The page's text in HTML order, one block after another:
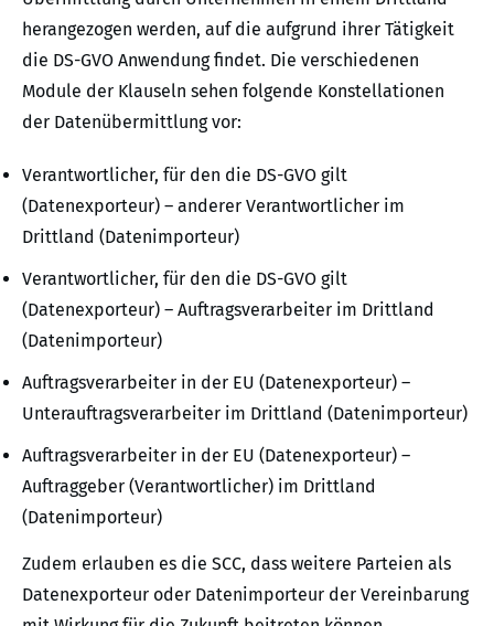
herangezogen werden, auf die aufgrund ihrer Tätigkeit
die DS-GVO Anwendung findet. Die verschiedenen
Module der Klauseln sehen folgende Konstellationen
der Datenübermittlung vor:
Verantwortlicher, für den die DS-GVO gilt
(Datenexporteur) – anderer Verantwortlicher im
Drittland (Datenimporteur)
Verantwortlicher, für den die DS-GVO gilt
(Datenexporteur) – Auftragsverarbeiter im Drittland
(Datenimporteur)
Auftragsverarbeiter in der EU (Datenexporteur) –
Unterauftragsverarbeiter im Drittland (Datenimporteur)
Auftragsverarbeiter in der EU (Datenexporteur) –
Auftraggeber (Verantwortlicher) im Drittland
(Datenimporteur)
Zudem erlauben es die SCC, dass weitere Parteien als
Datenexporteur oder Datenimporteur der Vereinbarung